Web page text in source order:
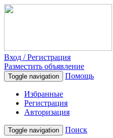
Вход / Регистрация
Разместить объявление
Toggle navigation Помощь
Избранные
Регистрация
Авторизация
Toggle navigation Поиск